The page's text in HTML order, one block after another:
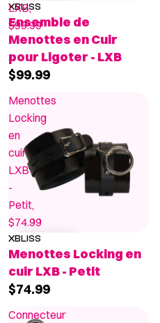
LXB,
$99.99
XBLISS
Ensemble de
Menottes en Cuir
pour Ligoter - LXB
$99.99
Menottes
Locking
en
cuir
LXB
-
Petit,
$74.99
XBLISS
Menottes Locking en
cuir LXB - Petit
$74.99
Connecteur